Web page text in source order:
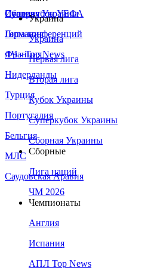
Сборная Украины
Италия
Германия
Франция
Нидерланды
Турция
Португалия
Бельгия
МЛС
Саудовская Аравия
Суперкубок УЕФА
Лига конференций
ЛЧ - Top News
Украина
Украина
Первая лига
Вторая лига
Кубок Украины
Суперкубок Украины
Сборная Украины
Сборные
Лига наций
ЧМ 2026
Чемпионаты
Англия
Испания
АПЛ Top News